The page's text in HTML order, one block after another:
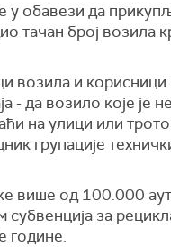
обавези да
тачан број возила
возила и
- да возило које је
на улици или
групације
више од 100.000
за
године.